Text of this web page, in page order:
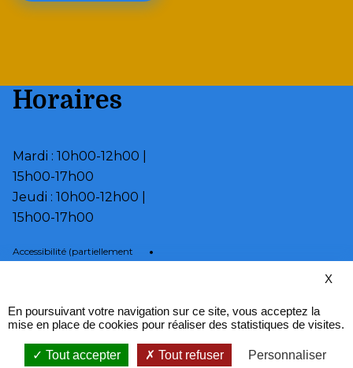
Horaires
Mardi : 10h00-12h00 |
15h00-17h00
Jeudi : 10h00-12h00 |
15h00-17h00
Accessibilité (partiellement
•
Plan du site •
l'Adico
X
En poursuivant votre navigation sur ce site, vous acceptez la
mise en place de cookies pour réaliser des statistiques de visites.
Tout accepter Tout refuser Personnaliser